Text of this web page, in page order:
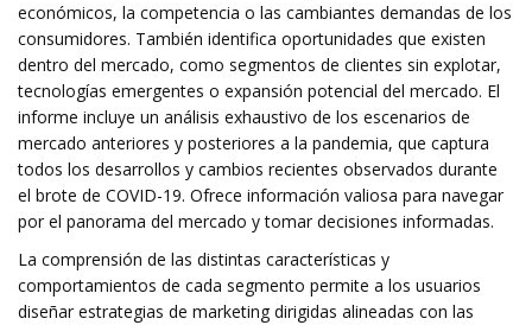
económicos, la competencia o las cambiantes demandas de los
consumidores. También identifica oportunidades que existen
dentro del mercado, como segmentos de clientes sin explotar,
tecnologías emergentes o expansión potencial del mercado. El
informe incluye un análisis exhaustivo de los escenarios de
mercado anteriores y posteriores a la pandemia, que captura
todos los desarrollos y cambios recientes observados durante
el brote de COVID-19. Ofrece información valiosa para navegar
por el panorama del mercado y tomar decisiones informadas.
La comprensión de las distintas características y
comportamientos de cada segmento permite a los usuarios
diseñar estrategias de marketing dirigidas alineadas con las